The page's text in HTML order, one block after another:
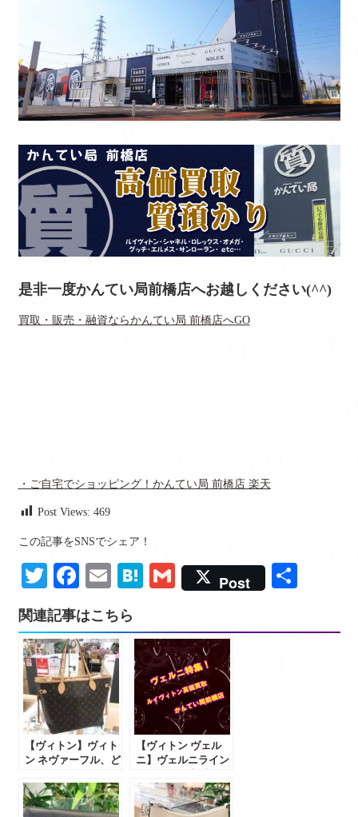
是非一度かんてい局前橋店へお越しください(^^)
買取・販売・融資ならかんてい局 前橋店へGO
・ご自宅でショッピング！かんてい局 前橋店 楽天
Post Views: 469
この記事をSNSでシェア！
TwitterFacebook
EmailHatenaGmail
Post
関連記事はこちら
【ヴィトン】ヴィト
ン ネヴァーフル、ど
【ヴィトン ヴェル
ニ】ヴェルニライン
ェルニラインの今
は？